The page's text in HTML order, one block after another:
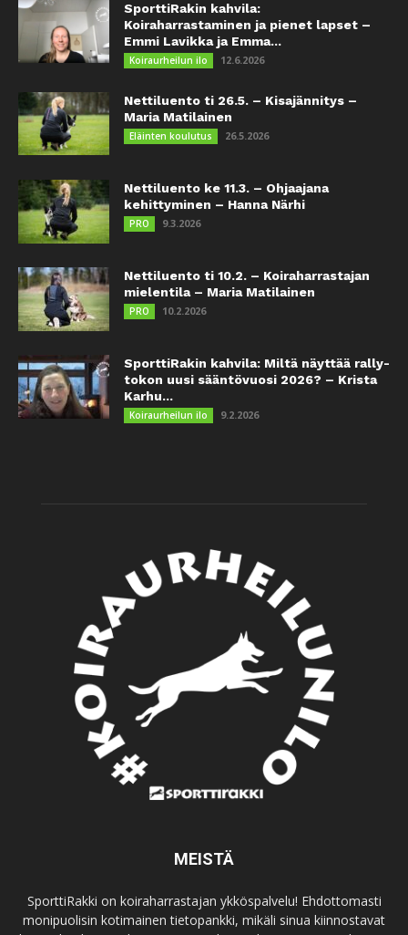
SporttiRakin kahvila:
Koiraharrastaminen ja pienet lapset –
Emmi Lavikka ja Emma...
Koiraurheilun ilo 12.6.2026
Nettiluento ti 26.5. – Kisajännitys –
Maria Matilainen
Eläinten koulutus 26.5.2026
Nettiluento ke 11.3. – Ohjaajana
kehittyminen – Hanna Närhi
PRO 9.3.2026
Nettiluento ti 10.2. – Koiraharrastajan
mielentila – Maria Matilainen
PRO 10.2.2026
SporttiRakin kahvila: Miltä näyttää rally-
tokon uusi sääntövuosi 2026? – Krista
Karhu...
Koiraurheilun ilo 9.2.2026
MEISTÄ
SporttiRakki on koiraharrastajan ykköspalvelu! Ehdottomasti
monipuolisin kotimainen tietopankki, mikäli sinua kiinnostavat